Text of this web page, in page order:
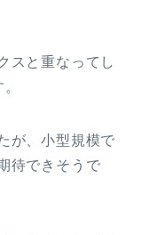
スと重なってし
が、小型規模で
待できそうで